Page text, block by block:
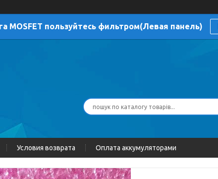
MOSFET пользуйтесь фильтром(Левая панель)
Условия возврата Оплата аккумуляторами